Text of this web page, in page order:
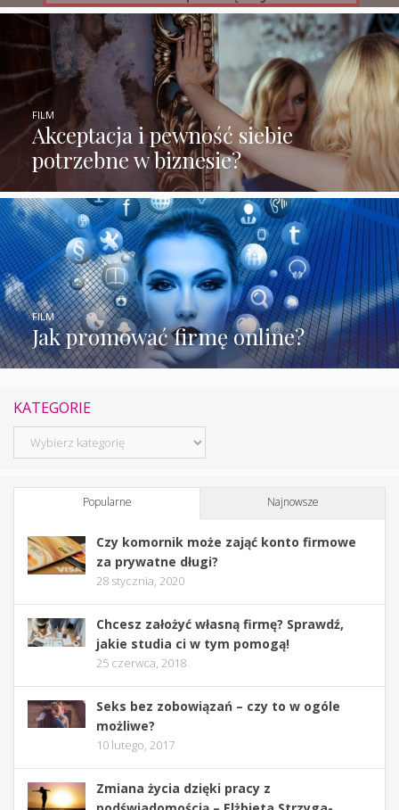
Akceptacja i pewność siebie
potrzebne w biznesie?
FILM
Jak promować firmę online?
FILM
KATEGORIE
Kategorie
Popularne Najnowsze
Czy komornik może zająć konto firmowe
za prywatne długi?
28 stycznia, 2020
Chcesz założyć własną firmę? Sprawdź,
jakie studia ci w tym pomogą!
25 czerwca, 2018
Seks bez zobowiązań – czy to w ogóle
możliwe?
10 lutego, 2017
Zmiana życia dzięki pracy z